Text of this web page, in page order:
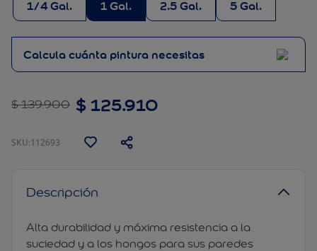
2.5 Gal. 5 Gal.
1/4 Gal. 1 Gal.
Calcula cuánta pintura necesitas
$ 139.900 $ 125.910
:112693
Descripción
Alta durabilidad y máxima resistencia a la
suciedad y a los hongos para sus paredes